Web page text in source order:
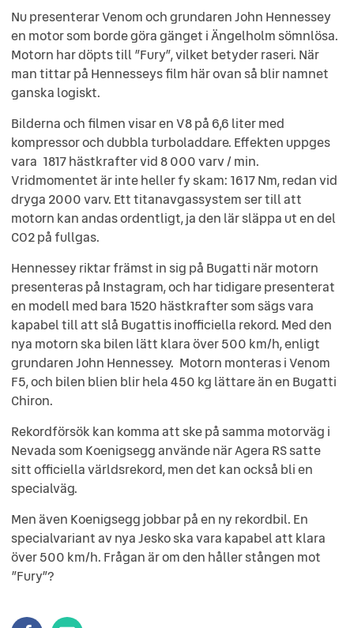
Nu presenterar Venom och grundaren John Hennessey
en motor som borde göra gänget i Ängelholm sömnlösa.
Motorn har döpts till ”Fury”, vilket betyder raseri. När
man tittar på Hennesseys film här ovan så blir namnet
ganska logiskt.
Bilderna och filmen visar en V8 på 6,6 liter med
kompressor och dubbla turboladdare. Effekten uppges
vara 1817 hästkrafter vid 8 000 varv / min.
Vridmomentet är inte heller fy skam: 1617 Nm, redan vid
dryga 2000 varv. Ett titanavgassystem ser till att
motorn kan andas ordentligt, ja den lär släppa ut en del
CO2 på fullgas.
Hennessey riktar främst in sig på Bugatti när motorn
presenteras på Instagram, och har tidigare presenterat
en modell med bara 1520 hästkrafter som sägs vara
kapabel till att slå Bugattis inofficiella rekord. Med den
nya motorn ska bilen lätt klara över 500 km/h, enligt
grundaren John Hennessey. Motorn monteras i Venom
F5, och bilen blien blir hela 450 kg lättare än en Bugatti
Chiron.
Rekordförsök kan komma att ske på samma motorväg i
Nevada som Koenigsegg använde när Agera RS satte
sitt officiella världsrekord, men det kan också bli en
specialväg.
Men även Koenigsegg jobbar på en ny rekordbil. En
specialvariant av nya Jesko ska vara kapabel att klara
över 500 km/h. Frågan är om den håller stången mot
”Fury”?